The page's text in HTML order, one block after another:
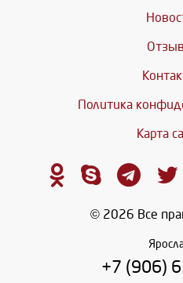
Политика
Карта
© 2026 Все
+7 (906)